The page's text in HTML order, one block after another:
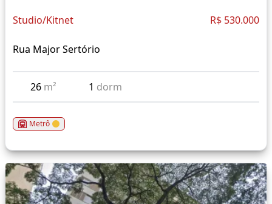
Studio/Kitnet R$ 530.000
Rua Major Sertório
26 m² 1 dorm
Metrô